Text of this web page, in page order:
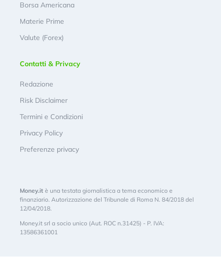
Borsa Americana
Materie Prime
Valute (Forex)
Contatti & Privacy
Redazione
Risk Disclaimer
Termini e Condizioni
Privacy Policy
Preferenze privacy
Money.it è una testata giornalistica a tema economico e
finanziario. Autorizzazione del Tribunale di Roma N. 84/2018 del
12/04/2018.
Money.it srl a socio unico (Aut. ROC n.31425) - P. IVA:
13586361001